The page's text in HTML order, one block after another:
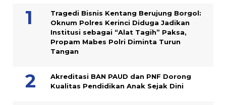
Tragedi Bisnis Kentang Berujung Borgol:
Oknum Polres Kerinci Diduga Jadikan
Institusi sebagai “Alat Tagih” Paksa,
Propam Mabes Polri Diminta Turun
Tangan
Akreditasi BAN PAUD dan PNF Dorong
Kualitas Pendidikan Anak Sejak Dini